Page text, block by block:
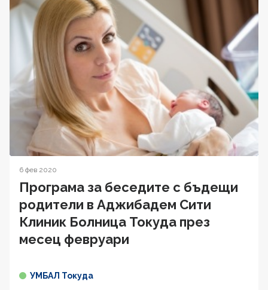
6 фев 2020
Програма за беседите с бъдещи
родители в Аджибадем Сити
Клиник Болница Токуда през
месец февруари
УМБАЛ Токуда